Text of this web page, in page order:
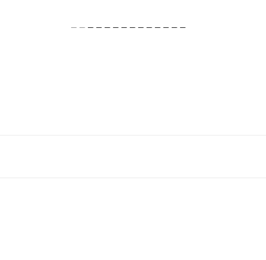
– – – – – – – – – – – – – –